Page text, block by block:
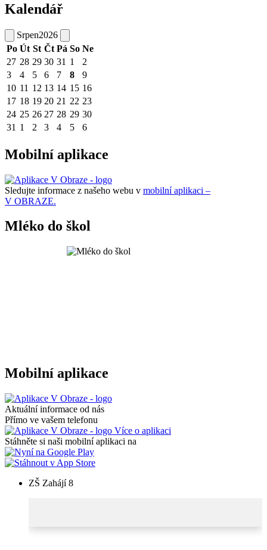
Kalendář
Srpen2026
Po Út St Čt Pá So Ne
27 28 29 30 31 1
2
3
4 5 6 7 8
9
10 11 12 13 14 15 16
17 18 19 20 21 22 23
24 25 26 27 28 29 30
31 1 2 3 4 5 6
Mobilní aplikace
Sledujte informace z našeho webu v mobilní aplikaci –
V OBRAZE.
Mléko do škol
Mobilní aplikace
Aktuální informace od nás
Přímo ve vašem telefonu
Více o aplikaci
Stáhněte si naši mobilní aplikaci na
ZŠ Zahájí 8